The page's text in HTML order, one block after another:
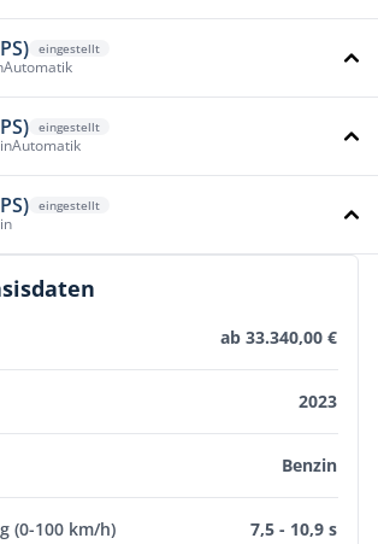
eingestellt
Automatik
eingestellt
Automatik
eingestellt
ab 33.340,00 €
2023
Benzin
(0-100 km/h) 7,5 - 10,9 s